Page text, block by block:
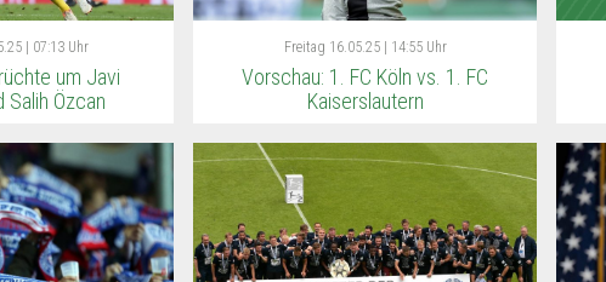
| 07:13 Uhr
um Javi
Salih Özcan
Freitag 16.05.25 | 14:55 Uhr
Vorschau: 1. FC Köln vs. 1. FC
Kaiserslautern